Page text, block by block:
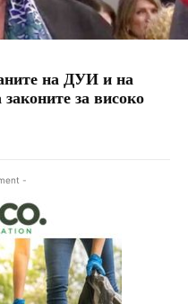
на ДУИ и на
за високо
-